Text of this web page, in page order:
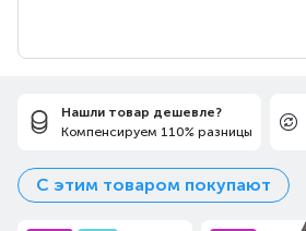
Нашли товар дешевле?
Компенсируем 110% разницы
С этим товаром покупают